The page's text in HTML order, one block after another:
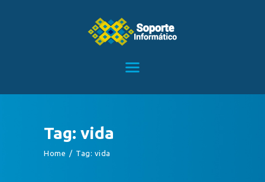
Tag: vida
Home Tag: vida
BLOG
TIENDA